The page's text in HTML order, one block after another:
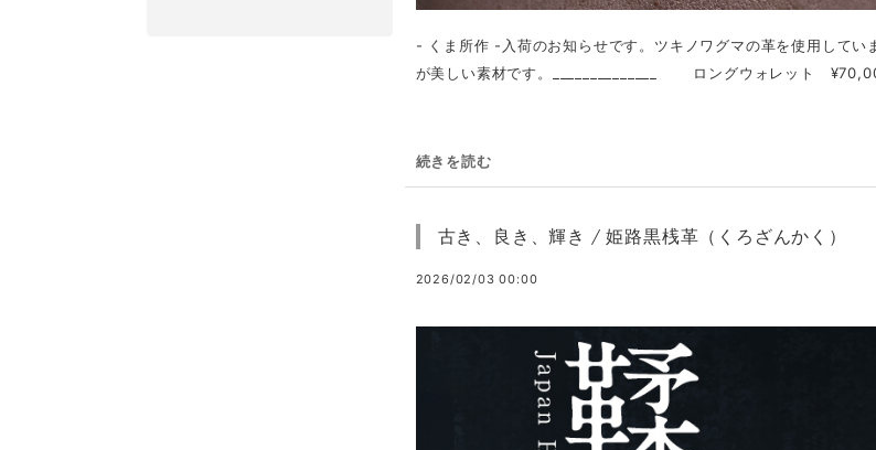
- くま所作 -入荷のお知らせです。ツキノワグマの革を使用して
が美しい素材です。______________ ロングウォレット
続きを読む
古き、良き、輝き / 姫路黒桟革（くろざんかく）
2026/02/03 00:00